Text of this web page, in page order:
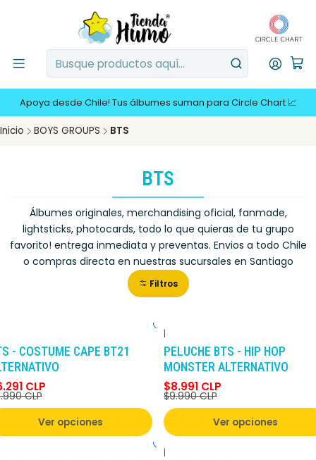
Apoya desde Chile! Tus álbumes suman para Circle Chart 📈
Inicio BOYS GROUPS BTS
BTS
Álbumes originales, merchandising oficial, fanmade,
lightsticks, photocards, todo lo que quieras de tu grupo
favorito! entrega inmediata y preventas. Envios a todo Chile
o compras directa en nuestras sucursales en Santiago
Filtros
- COSTUME CAPE BT21
CLP
CLP
Ver opciones
|
PELUCHE BTS - HIP HOP
MONSTER ALTERNATIVO
$8.991 CLP
$9.990 CLP
Ver opciones
|